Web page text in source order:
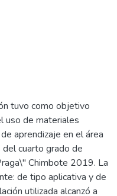
tuvo como objetivo
uso de materiales
aprendizaje en el área
cuarto grado de
Chimbote 2019. La
de tipo aplicativa y de
utilizada alcanzó a